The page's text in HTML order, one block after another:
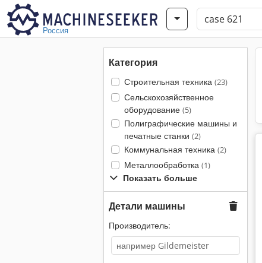
Россия
Категория
Строительная техника (23)
Сельскохозяйственное
оборудование (5)
Полиграфические машины и
печатные станки (2)
Коммунальная техника (2)
Металлообработка (1)
Показать больше
Детали машины
Производитель: